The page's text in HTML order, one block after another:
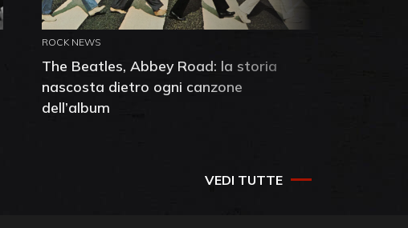
ROCK NEWS
The Beatles, Abbey Road: la storia
nascosta dietro ogni canzone
dell’album
VEDI TUTTE